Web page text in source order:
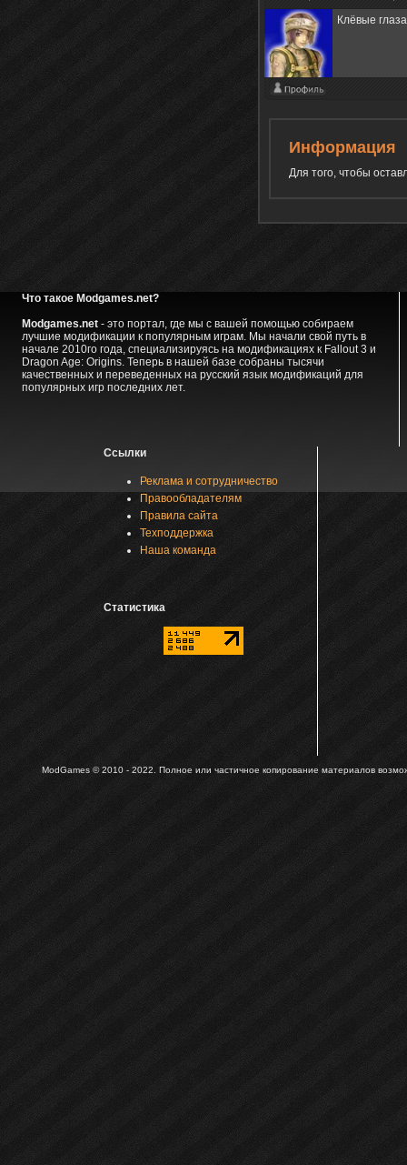
Клёвые
Информация
Для того, чтобы
Что такое Modgames.net?
Modgames.net- это портал, где мы с вашей помощью собираем
лучшие модификации к популярным играм. Мы начали свой путь в
начале 2010го года, специализируясь на модификациях к Fallout 3 и
Dragon Age: Origins. Теперь в нашей базе собраны тысячи
качественных и переведенных на русский язык модификаций для
популярных игр последних лет.
Ссылки
Реклама и сотрудничество
Правообладателям
Правила сайта
Техподдержка
Наша команда
Статистика
ModGames © 2010 - 2022. Полное или частичное копирование материалов